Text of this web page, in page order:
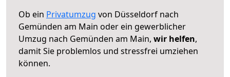
Ob ein Privatumzug von Düsseldorf nach
Gemünden am Main oder ein gewerblicher
Umzug nach Gemünden am Main, wir helfen,
damit Sie problemlos und stressfrei umziehen
können.